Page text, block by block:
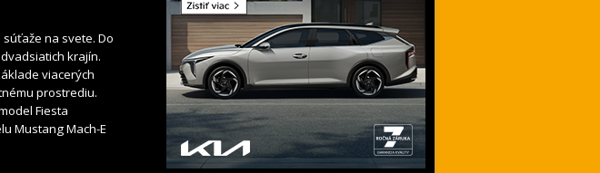
na svete. Do
krajín.
viacerých
prostrediu.
Fiesta
Mustang Mach-E